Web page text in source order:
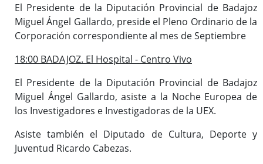
El Presidente de la Diputación Provincial de Badajoz
Miguel Ángel Gallardo, preside el Pleno Ordinario de la
Corporación correspondiente al mes de Septiembre
18:00 BADAJOZ. El Hospital - Centro Vivo
El Presidente de la Diputación Provincial de Badajoz
Miguel Ángel Gallardo, asiste a la Noche Europea de
los Investigadores e Investigadoras de la UEX.
Asiste también el Diputado de Cultura, Deporte y
Juventud Ricardo Cabezas.